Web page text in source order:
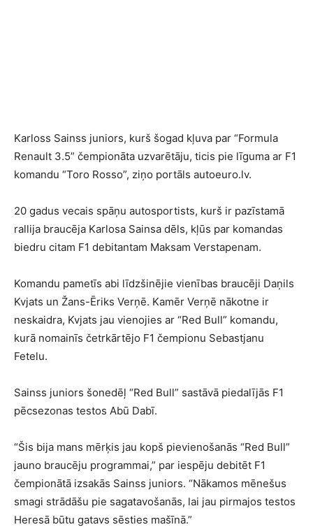
Karloss Sainss juniors, kurš šogad kļuva par “Formula
Renault 3.5” čempionāta uzvarētāju, ticis pie līguma ar F1
komandu “Toro Rosso”, ziņo portāls autoeuro.lv.
20 gadus vecais spāņu autosportists, kurš ir pazīstamā
rallija braucēja Karlosa Sainsa dēls, kļūs par komandas
biedru citam F1 debitantam Maksam Verstapenam.
Komandu pametīs abi līdzšinējie vienības braucēji Daņils
Kvjats un Žans-Ēriks Verņē. Kamēr Verņē nākotne ir
neskaidra, Kvjats jau vienojies ar “Red Bull” komandu,
kurā nomainīs četrkārtējo F1 čempionu Sebastjanu
Fetelu.
Sainss juniors šonedēļ “Red Bull” sastāvā piedalījās F1
pēcsezonas testos Abū Dabī.
“Šis bija mans mērķis jau kopš pievienošanās “Red Bull”
jauno braucēju programmai,” par iespēju debitēt F1
čempionātā izsakās Sainss juniors. “Nākamos mēnešus
smagi strādāšu pie sagatavošanās, lai jau pirmajos testos
Heresā būtu gatavs sēsties mašīnā.”